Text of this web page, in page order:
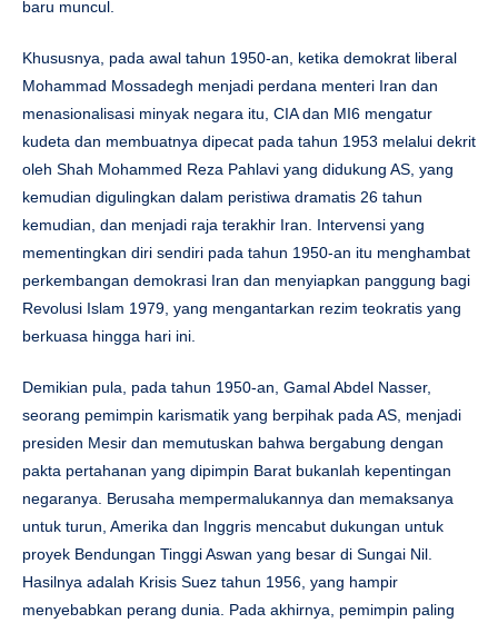
baru muncul.
Khususnya, pada awal tahun 1950-an, ketika demokrat liberal
Mohammad Mossadegh menjadi perdana menteri Iran dan
menasionalisasi minyak negara itu, CIA dan MI6 mengatur
kudeta dan membuatnya dipecat pada tahun 1953 melalui dekrit
oleh Shah Mohammed Reza Pahlavi yang didukung AS, yang
kemudian digulingkan dalam peristiwa dramatis 26 tahun
kemudian, dan menjadi raja terakhir Iran. Intervensi yang
mementingkan diri sendiri pada tahun 1950-an itu menghambat
perkembangan demokrasi Iran dan menyiapkan panggung bagi
Revolusi Islam 1979, yang mengantarkan rezim teokratis yang
berkuasa hingga hari ini.
Demikian pula, pada tahun 1950-an, Gamal Abdel Nasser,
seorang pemimpin karismatik yang berpihak pada AS, menjadi
presiden Mesir dan memutuskan bahwa bergabung dengan
pakta pertahanan yang dipimpin Barat bukanlah kepentingan
negaranya. Berusaha mempermalukannya dan memaksanya
untuk turun, Amerika dan Inggris mencabut dukungan untuk
proyek Bendungan Tinggi Aswan yang besar di Sungai Nil.
Hasilnya adalah Krisis Suez tahun 1956, yang hampir
menyebabkan perang dunia. Pada akhirnya, pemimpin paling